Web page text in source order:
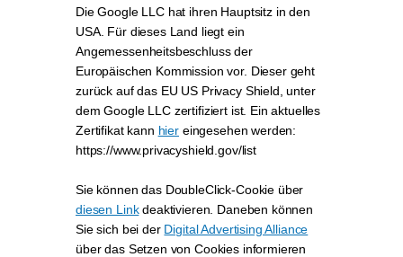
Die Google LLC hat ihren Hauptsitz in den
USA. Für dieses Land liegt ein
Angemessenheitsbeschluss der
Europäischen Kommission vor. Dieser geht
zurück auf das EU US Privacy Shield, unter
dem Google LLC zertifiziert ist. Ein aktuelles
Zertifikat kann hier eingesehen werden:
https://www.privacyshield.gov/list
Sie können das DoubleClick-Cookie über
diesen Linkdeaktivieren. Daneben können
Sie sich bei der Digital Advertising Alliance
über das Setzen von Cookies informieren